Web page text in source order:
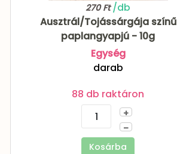
270 Ft/db
Ausztrál/Tojássárgája színű
paplangyapjú - 10g
Egység
darab
88 db raktáron
+
–
Kosárba